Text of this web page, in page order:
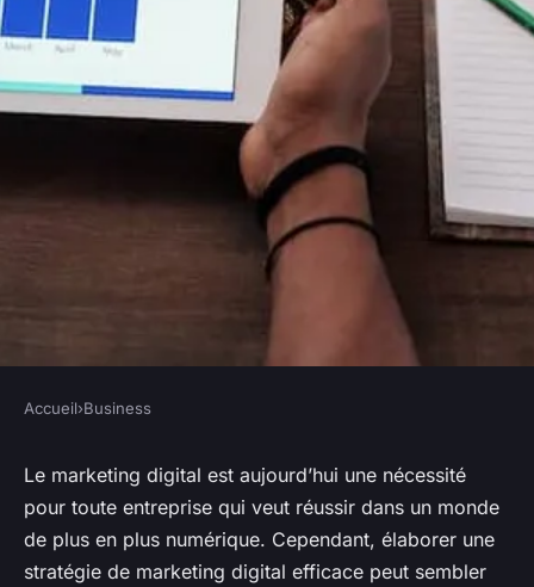
Les aspects à considérer pour
créer sa stratégie de
marketing digital
Accueil›Business
Le marketing digital est aujourd’hui une nécessité
pour toute entreprise qui veut réussir dans un monde
de plus en plus numérique. Cependant, élaborer une
stratégie de marketing digital efficace peut sembler